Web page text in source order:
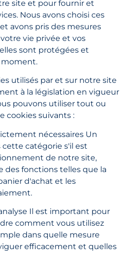
site et pour fournir et
Nous avons choisi ces
avons pris des mesures
vie privée et vos
sont protégées et
moment.
utilisés par et sur notre site
à la législation en vigueur
pouvons utiliser tout ou
cookies suivants :
nécessaires Un
catégorie s'il est
de notre site,
des fonctions telles que la
d'achat et les
Il est important pour
comment vous utilisez
dans quelle mesure
efficacement et quelles